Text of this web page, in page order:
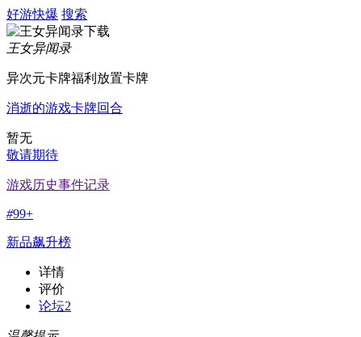
好游快爆 搜索
王女异闻录
异次元卡牌福利放置卡牌
消逝的游戏卡牌回合
暂无
敬请期待
游戏历史事件记录
#99+
新品飙升榜
详情
评价
论坛2